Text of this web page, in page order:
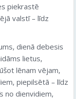
piekrastē
valstī – līdz
dienā debesis
lietus,
lēnam vējam,
piepilsētā – līdz
no dienvidiem,